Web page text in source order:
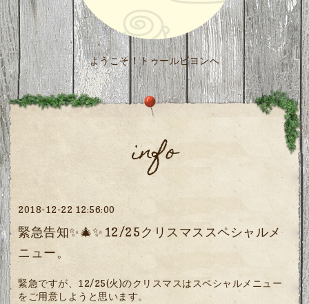
ようこそ！トゥールビヨンへ
info
2018-12-22 12:56:00
緊急告知✨🎄✨12/25クリスマススペシャルメ
ニュー。
緊急ですが、12/25(火)のクリスマスはスペシャルメニュー
をご用意しようと思います。